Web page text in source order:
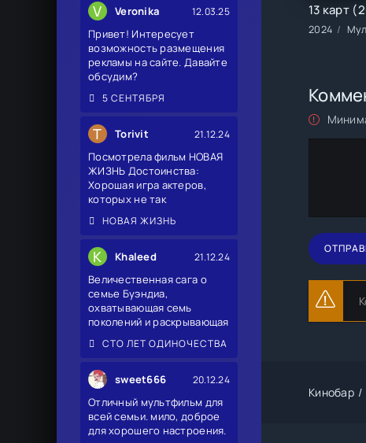
V Veronika 12.03.25
Привет! Интересует
возможность размещения
рекламы на сайте. Давайте
обсудим?
5 СЕНТЯБРЯ
T Torivit 21.12.24
Посмотрела фильм НОВАЯ
ЖИЗНЬ Достоинства:
Хорошая игра актеров,
которых не так
НОВАЯ ЖИЗНЬ
K Khaleed 21.12.24
Величественная сага о
семье Буэндиа,
охватывающая семь
поколений и раскрывающая
СТО ЛЕТ ОДИНОЧЕСТВА
sweet666 20.12.24
Отличный мультфильм для
всей семьи. мило, доброе
для хорошего настроения.
2024
Кинобар